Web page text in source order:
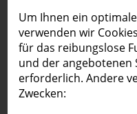
Um Ihnen ein
verwenden wir
für das reibungslose
und der angebotenen
erforderlich. Andere
Zwecken: